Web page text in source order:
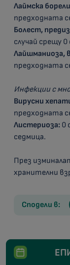
Лаймска
предходната
Болест,
случай срещу
Лайшманиоза,
предходната
Инфекции с
Вирусни
предходната
Листериоза: 0
седмица.
През
хранителни
Сподели в: